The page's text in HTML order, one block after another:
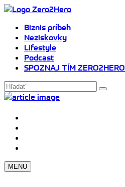
Biznis príbeh
Neziskovky
Lifestyle
Podcast
SPOZNAJ TÍM ZERO2HERO
MENU